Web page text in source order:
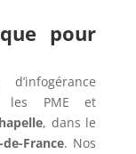
pour
les PME et
, dans le
France. Nos